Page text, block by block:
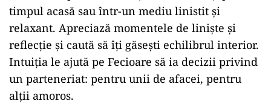
timpul acasă sau într-un mediu linistit și
relaxant. Apreciază momentele de liniște și
reflecție și caută să îți găsești echilibrul interior.
Intuiția le ajută pe Fecioare să ia decizii privind
un parteneriat: pentru unii de afacei, pentru
alții amoros.